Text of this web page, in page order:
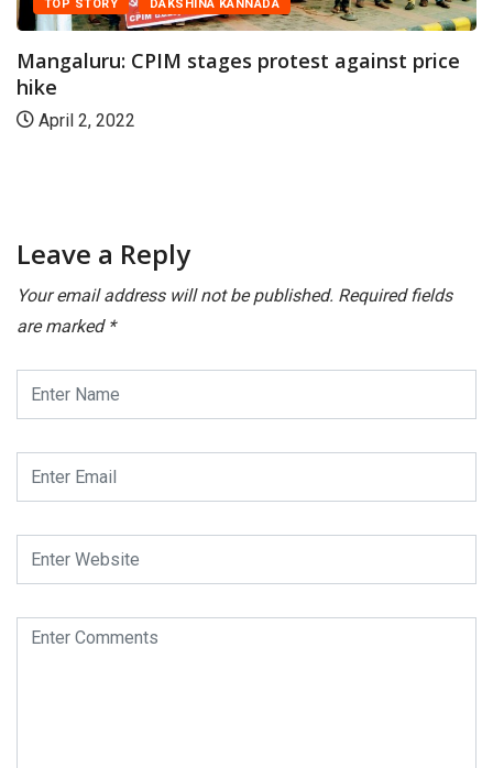
TOP STORY DAKSHINA KANNADA
Mangaluru: CPIM stages protest against price
hike
April 2, 2022
Leave a Reply
Your email address will not be published. Required fields
are marked *